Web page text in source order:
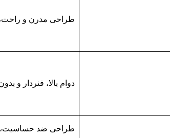
طراحی مدرن و راحت،
دوام بالا، فنردار و
طراحی ضد حساسیت،